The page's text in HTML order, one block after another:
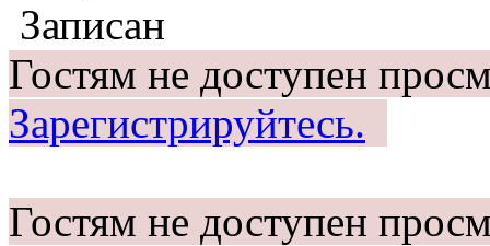
Записан
Гостям не доступен
Зарегистрируйтесь.
Гостям не доступен